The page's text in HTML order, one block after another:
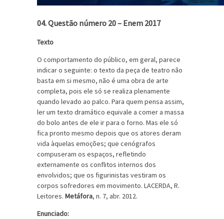
04. Questão número 20 – Enem 2017
Texto
O comportamento do público, em geral, parece
indicar o seguinte: o texto da peça de teatro não
basta em si mesmo, não é uma obra de arte
completa, pois ele só se realiza plenamente
quando levado ao palco. Para quem pensa assim,
ler um texto dramático equivale a comer a massa
do bolo antes de ele ir para o forno. Mas ele só
fica pronto mesmo depois que os atores deram
vida àquelas emoções; que cenógrafos
compuseram os espaços, refletindo
externamente os conflitos internos dos
envolvidos; que os figurinistas vestiram os
corpos sofredores em movimento. LACERDA, R.
Leitores. Metáfora, n. 7, abr. 2012.
Enunciado: